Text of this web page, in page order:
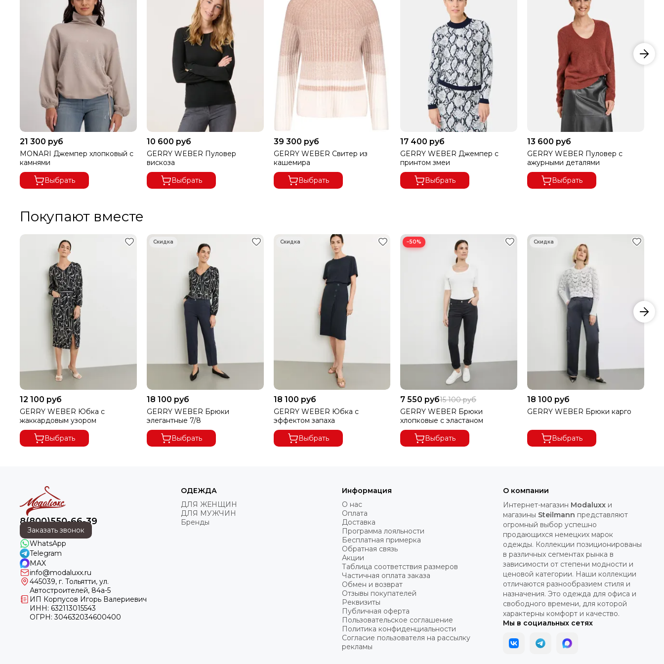
21 300 руб
MONARI Джемпер хлопковый с
камнями
Выбрать
10 600 руб
GERRY WEBER Пуловер
вискоза
Выбрать
39 300 руб
GERRY WEBER Свитер из
кашемира
Выбрать
17 400 руб
GERRY WEBER Джемпер с
принтом змеи
Выбрать
13 600 руб
GERRY WEBER Пуловер с
ажурными деталями
Выбрать
Покупают вместе
12 100 руб
GERRY WEBER Юбка с
жаккардовым узором
Выбрать
18 100 руб
GERRY WEBER Брюки
элегантные 7/8
Выбрать
18 100 руб
GERRY WEBER Юбка с
эффектом запаха
Выбрать
−50%
7 550 руб15 100 руб
GERRY WEBER Брюки
хлопковые с эластаном
Выбрать
18 100 руб
GERRY WEBER Брюки карго
Выбрать
8(800)550-66-39
Заказать звонок
WhatsApp
Telegram
MAX
info@modaluxx.ru
445039, г. Тольятти, ул.
Автостроителей, 84а-5
ИП Корпусов Игорь Валериевич
ИНН: 632113015543
ОГРН: 304632034600400
ОДЕЖДА
ДЛЯ ЖЕНЩИН
ДЛЯ МУЖЧИН
Бренды
Информация
О нас
Оплата
Доставка
Программа лояльности
Бесплатная примерка
Обратная связь
Акции
Таблица соответствия размеров
Частичная оплата заказа
Обмен и возврат
Отзывы покупателей
Реквизиты
Публичная оферта
Пользовательское соглашение
Политика конфиденциальности
Согласие пользователя на рассылку
рекламы
О компании
Интернет-магазин Modaluxx и
магазины Steilmann представляют
огромный выбор успешно
продающихся немецких марок
одежды. Коллекции позиционированы
в различных сегментах рынка в
зависимости от степени модности и
ценовой категории. Наши коллекции
отличаются разнообразием стиля и
назначения. Это одежда для офиса и
свободного времени, для которой
характерны комфорт и качество.
Мы в социальных сетях